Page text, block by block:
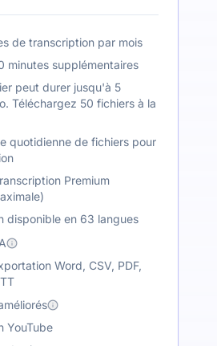
de transcription par mois
minutes supplémentaires
peut durer jusqu'à 5
Téléchargez 50 fichiers à la
quotidienne de fichiers pour
Premium
disponible en 63 langues
Word, CSV, PDF,
YouTube